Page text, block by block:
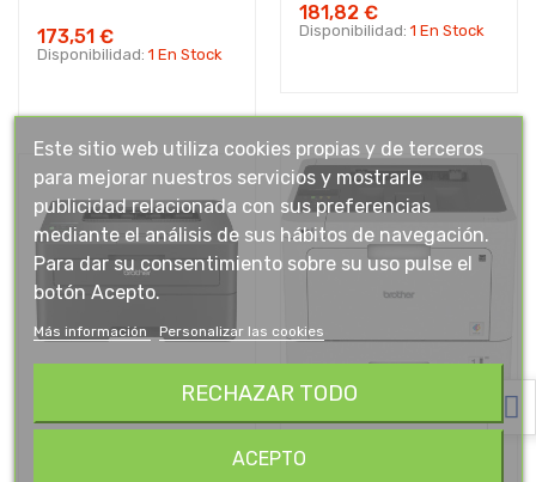
173,51 €
Disponibilidad: 1 En Stock
181,82 €
Disponibilidad: 1 En Stock
IMPRESORA LASER BROTHER
Impresora Láser Color
Este sitio web utiliza cookies propias y de terceros
para mejorar nuestros servicios y mostrarle
publicidad relacionada con sus preferencias
mediante el análisis de sus hábitos de navegación.
Para dar su consentimiento sobre su uso pulse el
botón Acepto.
Más información Personalizar las cookies
RECHAZAR TODO
ACEPTO